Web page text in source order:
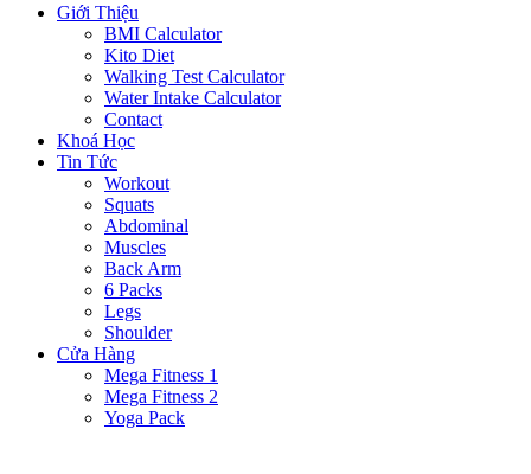
Giới Thiệu
BMI Calculator
Kito Diet
Walking Test Calculator
Water Intake Calculator
Contact
Khoá Học
Tin Tức
Workout
Squats
Abdominal
Muscles
Back Arm
6 Packs
Legs
Shoulder
Cửa Hàng
Mega Fitness 1
Mega Fitness 2
Yoga Pack